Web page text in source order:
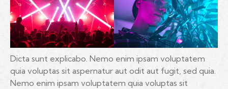
Dicta sunt explicabo. Nemo enim ipsam voluptatem
quia voluptas sit aspernatur aut odit aut fugit, sed quia.
Nemo enim ipsam voluptatem quia voluptas sit